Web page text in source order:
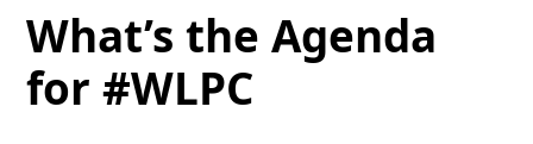
What’s the Agenda
for #WLPC